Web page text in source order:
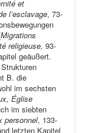
et
l’esclavage, 73-
Migrations
religieuse,93-
geäußert.
B. die
im sechsten
Église
im siebten
personnel, 133-
letzten Kapitel